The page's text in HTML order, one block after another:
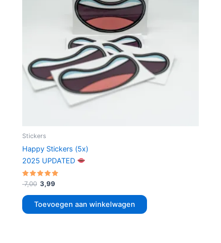
Stickers
Happy Stickers (5x)
2025 UPDATED
Gewaardeerd
5.00
uit 5
7,00 3,99
Toevoegen aan winkelwagen